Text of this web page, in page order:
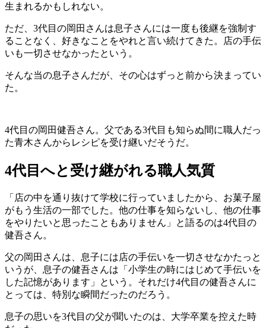
生まれるかもしれない。
ただ、3代目の岡田さんは息子さんには一度も後継を強制す
ることなく、好きなことをやれと言い続けてきた。店の手伝
いも一切させなかったという。
そんな当の息子さんだが、その心はずっと前から決まってい
た。
4代目の岡田健吾さん。父である3代目も知らぬ間に職人だっ
た青木さんからレシピを受け継いだそうだ。
4代目へと受け継がれる職人気質
「店の中を通り抜けて学校に行っていましたから、お菓子屋
がもう生活の一部でした。他の仕事を知らないし、他の仕事
をやりたいと思ったこともありません」と語るのは4代目の
健吾さん。
父の岡田さんは、息子には店の手伝いを一切させなかたっと
いうが、息子の健吾さんは「小学生の時にはじめて手伝いを
した記憶があります」という。それだけ4代目の健吾さんに
とっては、特別な瞬間だったのだろう。
息子の思いを3代目の父が聞いたのは、大学卒業を控えた時